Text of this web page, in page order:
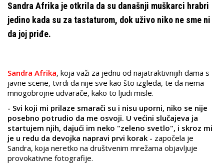
Sandra Afrika je otkrila da su današnji muškarci hrabri
jedino kada su za tastaturom, dok uživo niko ne sme ni
da joj priđe.
Sandra Afrika, koja važi za jednu od najatraktivnijih dama s
javne scene, tvrdi da nije sve kao što izgleda, te da nema
mnogobrojne udvarače, kako to ljudi misle.
- Svi koji mi prilaze smarači su i nisu uporni, niko se nije
posebno potrudio da me osvoji. U većini slučajeva ja
startujem njih, dajući im neko "zeleno svetlo", i skroz mi
je u redu da devojka napravi prvi korak - započela je
Sandra, koja neretko na društvenim mrežama objavljuje
provokativne fotografije.